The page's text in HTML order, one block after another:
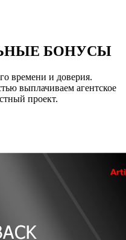
БОНУСЫ
времени и доверия.
выплачиваем агентское
проект.